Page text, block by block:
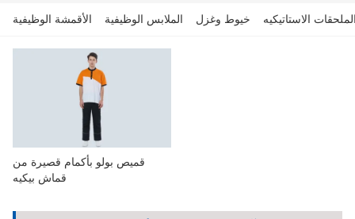
الصفحة الرئيسية
أخبار
الأقمشة الوظيفية الملابس الوظيفية خيوط وغزل الاستاتيكيه
قميص بولو بأكمام قصيرة من
قماش بيكيه